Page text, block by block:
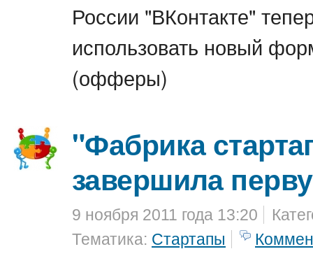
России "ВКонтакте"
использовать новый
(офферы)
"Фабрика
завершила
9 ноября 2011 года 13:20
Тематика: Стартапы